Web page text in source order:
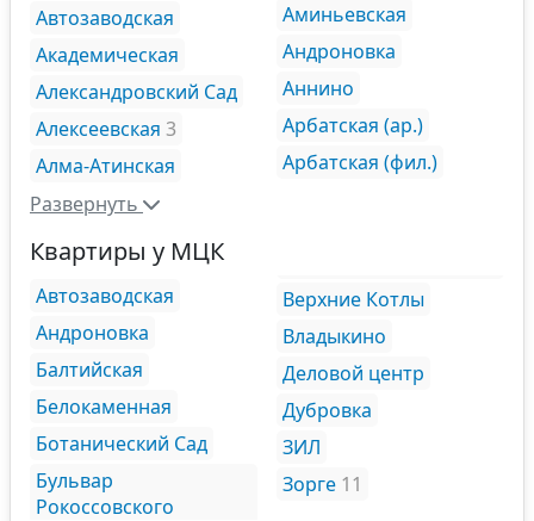
Автозаводская
Академическая
Александровский Сад
Алексеевская 3
Алма-Атинская
Аминьевская
Андроновка
Аннино
Арбатская (ар.)
Арбатская (фил.)
Развернуть
Квартиры у МЦК
Автозаводская
Андроновка
Балтийская
Белокаменная
Ботанический Сад
Бульвар
Рокоссовского
Верхние Котлы
Владыкино
Деловой центр
Дубровка
ЗИЛ
Зорге 11